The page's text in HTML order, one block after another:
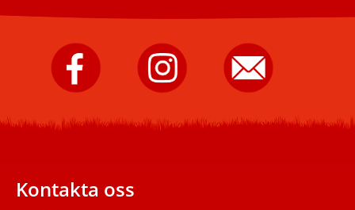
Timrå
kommun
Facebook.
Timrå
kommun
på
Instagram.
Skicka
e-
post
till
kommun.
Kontakta oss